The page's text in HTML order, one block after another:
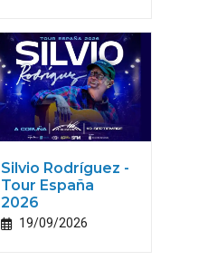
Silvio Rodríguez -
Tour España
2026
19/09/2026